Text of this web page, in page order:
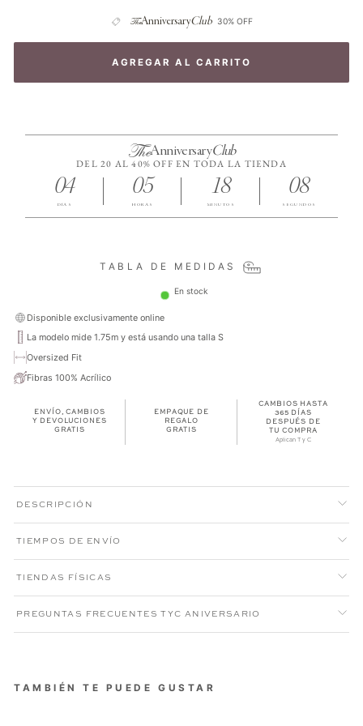
TheAnniversaryClub 30% OFF
AGREGAR AL CARRITO
TheAnniversaryClub
DEL 20 AL 40% OFF EN TODA LA TIENDA
04
DÍAS
05
HORAS
18
MINUTOS
08
SEGUNDOS
TABLA DE MEDIDAS
En stock
Disponible exclusivamente online
La modelo mide 1.75m y está usando una talla S
Oversized Fit
Fibras 100% Acrílico
ENVÍO, CAMBIOS
Y DEVOLUCIONES
GRATIS
EMPAQUE DE
REGALO
GRATIS
CAMBIOS HASTA
365 DÍAS
DESPUÉS DE
TU COMPRA
Aplican T y C
DESCRIPCIÓN
TIEMPOS DE ENVÍO
TIENDAS FÍSICAS
PREGUNTAS FRECUENTES TYC ANIVERSARIO
TAMBIÉN TE PUEDE GUSTAR